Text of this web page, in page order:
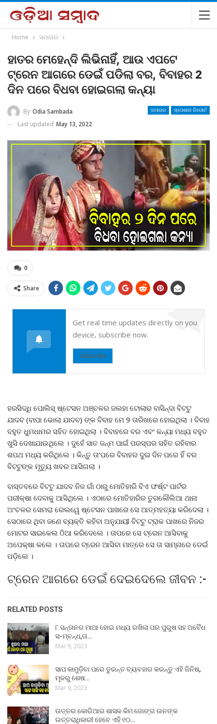
Home ସମାଚାର
ହାତର ମେହେନ୍ଦି ଲିଭିନାହିଁ, ଆଉ ଏପଟେ
ଟ୍ରେନ ଆଗରେ ଡେଇଁ ପଡିଲା ବର, ବିବାହର 2
ଦିନ ପରେ ବିଧବା ହୋଇଗଲା କନ୍ୟା
ସମାଚାର ସ୍ପେଶାଲ ରିପୋର୍ଟ
By Odia Sambada
Last updated May 13, 2022
0
Share
Get real time updates directly on you
device, subscribe now.
Subscribe
ହରସିଦ୍ଧି ପୋଲିସ୍ ଷ୍ଟେସନ ଅଞ୍ଚଳର ଜଲହା ଟୋଲାର ବାସିନ୍ଦା ବିଟଟୁ
ଯାଦବ (ବାପା ଭୋଲା ଯାଦବ) ଙ୍କ ବିବାହ ମେ 9 ତାରିଖରେ ହୋଇଥିଲା । ବିବାହ
ବହୁତ ଧୁମଧାମର ସହିତ ହୋଇଥିଲା । ବିବାହରେ ବର ଏବଂ କନ୍ୟା ମଧ୍ୟ ବହୁତ
ଖୁସି ଦେଖାଯାଉଥିଲେ । ଦୁହେଁ ସାତ ଜନ୍ମ ପାଇଁ ପରସ୍ପର ସହିତ ରହିବାର
ଶପଥ ମଧ୍ୟ କରିଥିଲେ । କିନ୍ତୁ ତା’ପରେ ବିବାହର ଦୁଇ ଦିନ ପରେ ହିଁ ବର
ବିଟଟୁଙ୍କ ମୃତ୍ୟୁ ଖବର ଆସିଗଲା ।
ବାସ୍ତବରେ ବିଟଟୁ ଯାଦବ ନିଜ ଗାଁ ଠାରୁ ମୋତିହାରି ବିଏ ଫର୍ଷ୍ଟ ପାର୍ଟର
ପରୀକ୍ଷା ଦେବାକୁ ଆସିଥିଲେ । ଏଠାରେ ମୋତିହାରିର ତୁରକୌଲିଆ ଥାନା
ଅଂଚଳର ସେମରା ରେଲୱେ ଷ୍ଟେସନ ପାଖରେ ସେ ଆତ୍ମହତ୍ୟା କରିଦେଲା ।
ସେଠାରେ ଥିବା ଜଣେ ବ୍ୟକ୍ତି କହିବା ଅନୁଯାୟୀ ବିଟଟୁ ଟ୍ରାକ ପାଖରେ ନିଜର
ମୋଟର ସାଇକେଲ ଠିଆ କରିଦେଲେ । ତାପରେ ସେ ଟ୍ରେନ ଆସିବାକୁ
ଅପେକ୍ଷା କଲେ । ତାପରେ ଟ୍ରେନ ଆସିବା ମାତ୍ରେ ସେ ତା ସାମ୍ନାରେ ଡେଇଁ
ପଡ଼ିଲେ ।
ଟ୍ରେନ ଆଗରେ ଡେଇଁ ଦେଇଦେଲେ ଜୀବନ :-
RELATED POSTS
୮ ସନ୍ତାନର ମାଆ ହୋଇ ମଧ୍ୟ ରଖିଲା ପର ପୁରୁଷ ସହ ଅବୈଧ
ସ-ମ୍ବନ୍ଧ,ତା…
Mar 9, 2023
ସାପ କାମୁଡ଼ିବା ପରେ ତୁରନ୍ତ ବ୍ୟବହାର କରନ୍ତୁ ଏହି ଜିନିଷ,
ମୂଳରୁ ଶେଷ…
Mar 9, 2023
ଉତ୍ତର କୋରିଆର ଶାସକ କିମ ଜୋଙ୍ଗ ଉନଙ୍କ
ଉତ୍ତରାଧିକାରୀ ହେବେ ଏହି ୧୦…